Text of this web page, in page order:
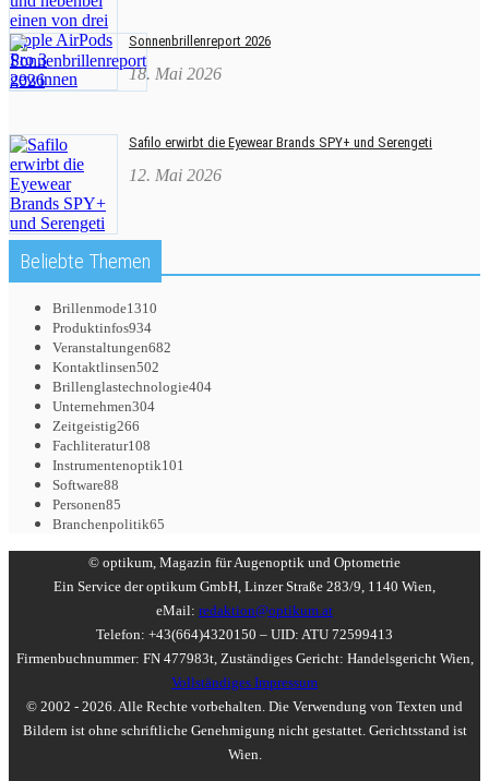
Sonnenbrillenreport 2026
18. Mai 2026
Safilo erwirbt die Eyewear Brands SPY+ und Serengeti
12. Mai 2026
Beliebte Themen
Brillenmode1310
Produktinfos934
Veranstaltungen682
Kontaktlinsen502
Brillenglastechnologie404
Unternehmen304
Zeitgeistig266
Fachliteratur108
Instrumentenoptik101
Software88
Personen85
Branchenpolitik65
© optikum, Magazin für Augenoptik und Optometrie
Ein Service der optikum GmbH, Linzer Straße 283/9, 1140 Wien,
eMail: redaktion@optikum.at
Telefon: +43(664)4320150 – UID: ATU 72599413
Firmenbuchnummer: FN 477983t, Zuständiges Gericht: Handelsgericht Wien,
Vollständiges Impressum
© 2002 - 2026. Alle Rechte vorbehalten. Die Verwendung von Texten und
Bildern ist ohne schriftliche Genehmigung nicht gestattet. Gerichtsstand ist
Wien.